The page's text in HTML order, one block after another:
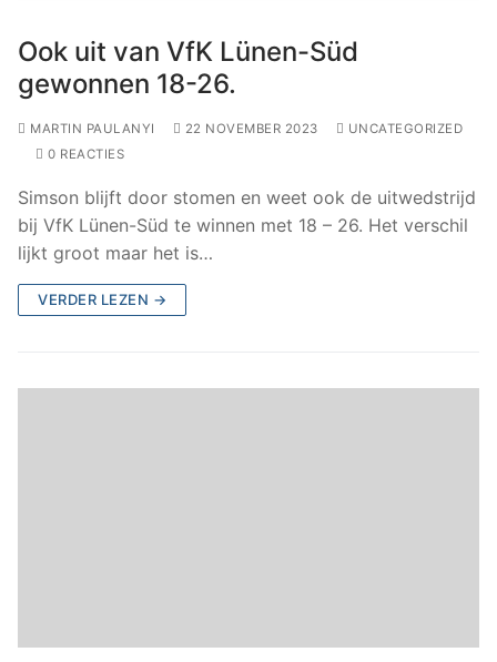
Ook uit van VfK Lünen-Süd
gewonnen 18-26.
MARTIN PAULANYI 22 NOVEMBER 2023
UNCATEGORIZED
0 REACTIES
Simson blijft door stomen en weet ook de uitwedstrijd
bij VfK Lünen-Süd te winnen met 18 – 26. Het verschil
lijkt groot maar het is…
VERDER LEZEN →